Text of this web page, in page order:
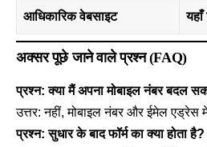
आधिकारिक वेबसाइट
अक्सर पूछे जाने वाले प्रश्न (FAQ)
प्रश्न: क्या मैं अपना मोबाइल नंबर बदल
उत्तर: नहीं, मोबाइल नंबर और ईमेल एड्रेस
प्रश्न: सुधार के बाद फॉर्म का क्या होता है?